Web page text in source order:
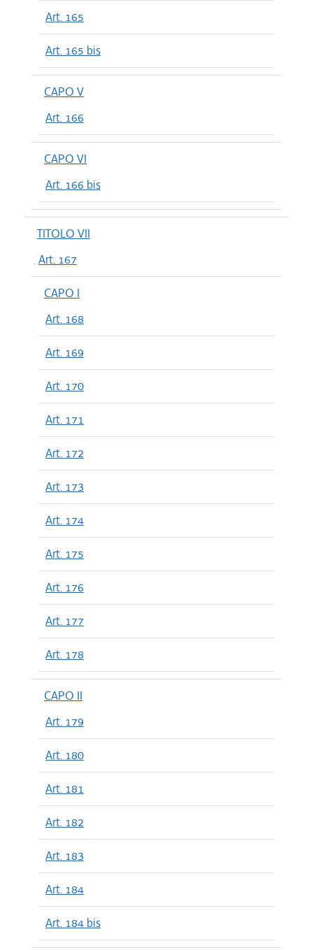
Art. 165
Art. 165 bis
CAPO V
Art. 166
CAPO VI
Art. 166 bis
TITOLO VII
Art. 167
CAPO I
Art. 168
Art. 169
Art. 170
Art. 171
Art. 172
Art. 173
Art. 174
Art. 175
Art. 176
Art. 177
Art. 178
CAPO II
Art. 179
Art. 180
Art. 181
Art. 182
Art. 183
Art. 184
Art. 184 bis